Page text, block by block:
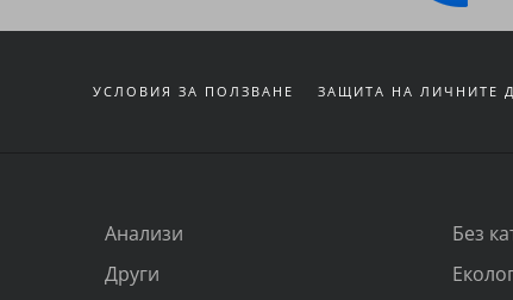
УСЛОВИЯ ЗА ПОЛЗВАНЕ ЗАЩИТА НА ЛИЧНИТЕ
Анализи Без
Други